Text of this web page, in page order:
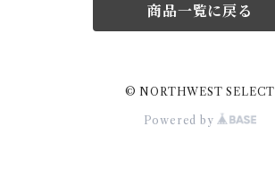
Atelier d'antan (ｳｪｱ)
Atelier d'antan (ｱｸｾｻﾘｰ)
ガラスの保存瓶
工房アイザワ(新潟)
ninon(白樺ﾌﾞﾛｰﾁ)
Rorstrand・Gefle
ラトビアの民芸品
Coltello (ｶﾄﾗﾘｰ)
Bjorklund (ｹｰｷｻｰﾊﾞｰ)
Creamore Mill (木製品)
商品一覧に戻る
© NORTHWEST SELECT
Powered by